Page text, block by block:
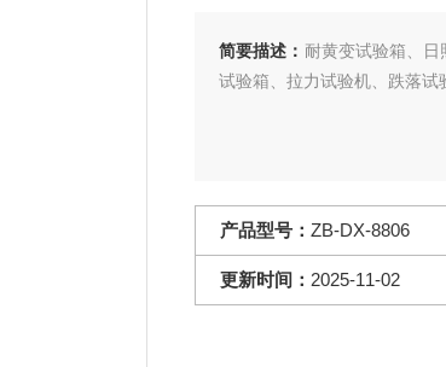
简要描述： 耐黄变试验箱、
试验箱、拉力试验机、跌落
产品型号： ZB-DX-8806
更新时间： 2025-11-02